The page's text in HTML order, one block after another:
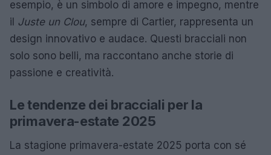
esempio, è un simbolo di amore e impegno, mentre
il Juste un Clou, sempre di Cartier, rappresenta un
design innovativo e audace. Questi bracciali non
solo sono belli, ma raccontano anche storie di
passione e creatività.
Le tendenze dei bracciali per la
primavera-estate 2025
La stagione primavera-estate 2025 porta con sé